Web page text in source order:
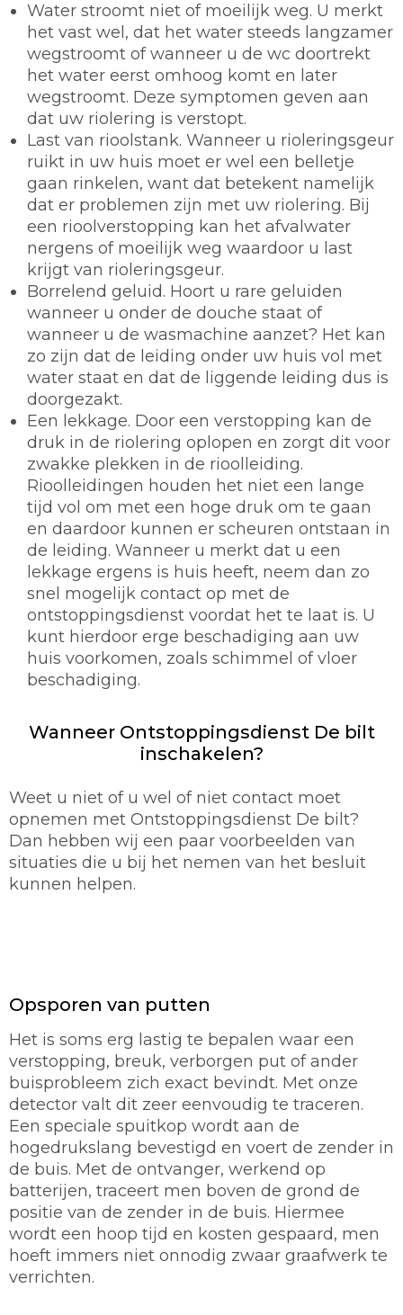
Water stroomt niet of moeilijk weg. U merkt
het vast wel, dat het water steeds langzamer
wegstroomt of wanneer u de wc doortrekt
het water eerst omhoog komt en later
wegstroomt. Deze symptomen geven aan
dat uw riolering is verstopt.
Last van rioolstank. Wanneer u rioleringsgeur
ruikt in uw huis moet er wel een belletje
gaan rinkelen, want dat betekent namelijk
dat er problemen zijn met uw riolering. Bij
een rioolverstopping kan het afvalwater
nergens of moeilijk weg waardoor u last
krijgt van rioleringsgeur.
Borrelend geluid. Hoort u rare geluiden
wanneer u onder de douche staat of
wanneer u de wasmachine aanzet? Het kan
zo zijn dat de leiding onder uw huis vol met
water staat en dat de liggende leiding dus is
doorgezakt.
Een lekkage. Door een verstopping kan de
druk in de riolering oplopen en zorgt dit voor
zwakke plekken in de rioolleiding.
Rioolleidingen houden het niet een lange
tijd vol om met een hoge druk om te gaan
en daardoor kunnen er scheuren ontstaan in
de leiding. Wanneer u merkt dat u een
lekkage ergens is huis heeft, neem dan zo
snel mogelijk contact op met de
ontstoppingsdienst voordat het te laat is. U
kunt hierdoor erge beschadiging aan uw
huis voorkomen, zoals schimmel of vloer
beschadiging.
Wanneer Ontstoppingsdienst De bilt
inschakelen?
Weet u niet of u wel of niet contact moet
opnemen met Ontstoppingsdienst De bilt?
Dan hebben wij een paar voorbeelden van
situaties die u bij het nemen van het besluit
kunnen helpen.
Opsporen van putten
Het is soms erg lastig te bepalen waar een
verstopping, breuk, verborgen put of ander
buisprobleem zich exact bevindt. Met onze
detector valt dit zeer eenvoudig te traceren.
Een speciale spuitkop wordt aan de
hogedrukslang bevestigd en voert de zender in
de buis. Met de ontvanger, werkend op
batterijen, traceert men boven de grond de
positie van de zender in de buis. Hiermee
wordt een hoop tijd en kosten gespaard, men
hoeft immers niet onnodig zwaar graafwerk te
verrichten.